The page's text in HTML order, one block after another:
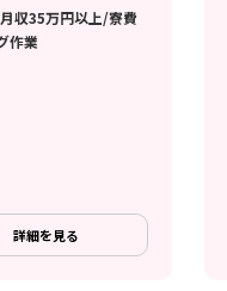
収35万円以上/寮費
作業
詳細を見る